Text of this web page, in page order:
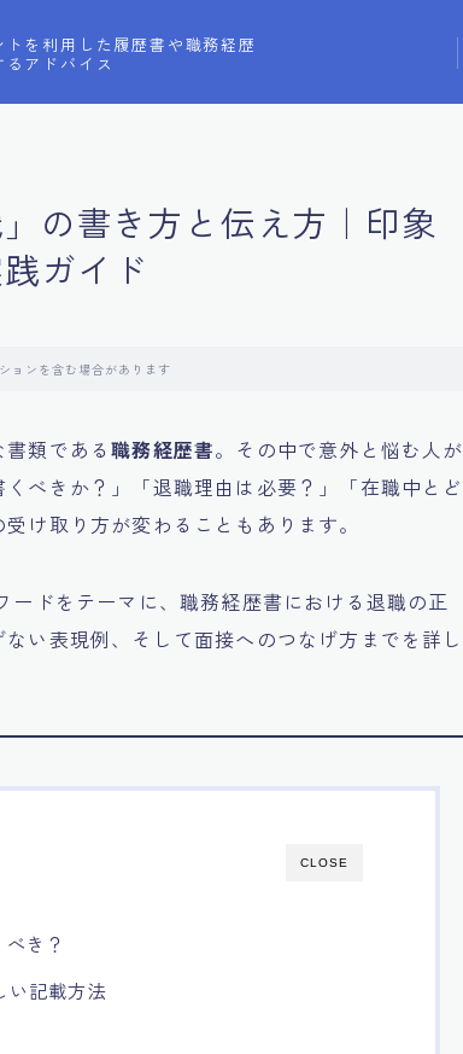
を利用した履歴書や職務経歴
アドバイス
の書き方と伝え方｜印象
ガイド
ョンを含む場合があります
書類である職務経歴書。その中で意外と悩む人が
べきか？」「退職理由は必要？」「在職中とど
け取り方が変わることもあります。
ードをテーマに、職務経歴書における退職の正
い表現例、そして面接へのつなげ方までを詳し
CLOSE
き？
い記載方法